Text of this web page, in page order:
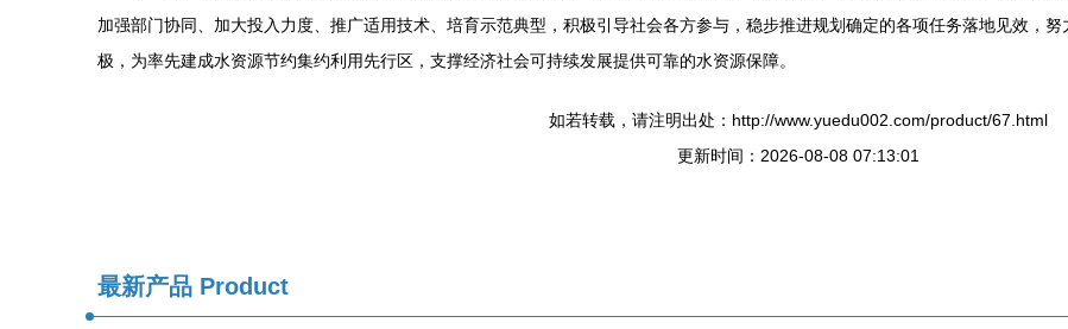
加强部门协同、加大投入力度、推广适用技术、培育示范典型，积极引导社会各方参与，稳步推进规划确定的各项任务落地见效，
极，为率先建成水资源节约集约利用先行区，支撑经济社会可持续发展提供可靠的水资源保障。
如若转载，请注明出处：http://www.yuedu002.com/product/67.html
更新时间：2026-08-08 07:13:01
最新产品 Product